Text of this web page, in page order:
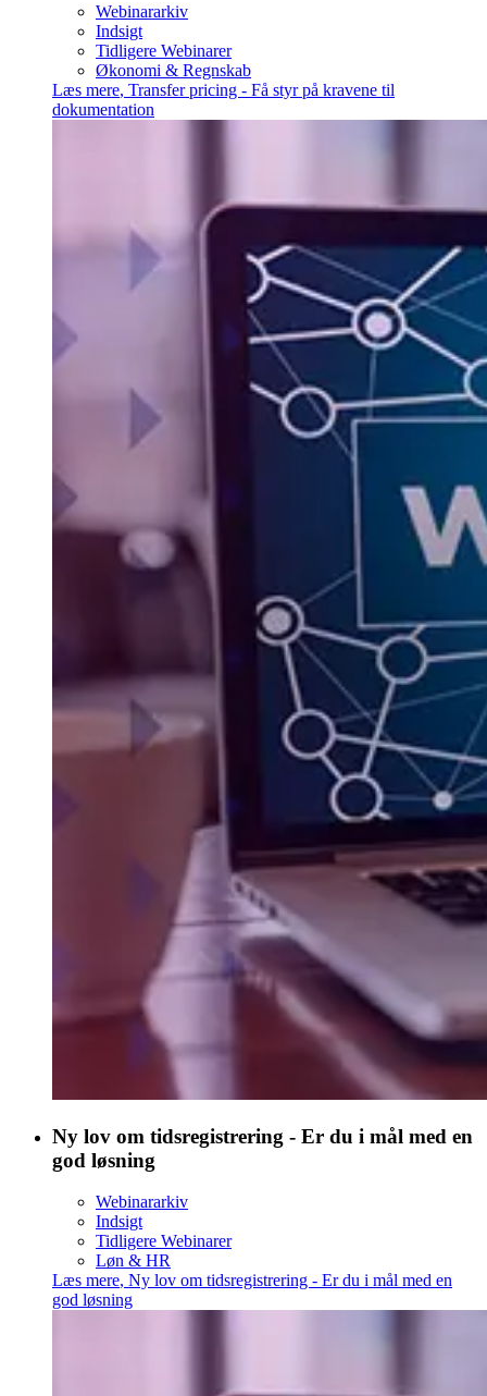
Webinararkiv
Indsigt
Tidligere Webinarer
Økonomi & Regnskab
Læs mere, Transfer pricing - Få styr på kravene til
dokumentation
Ny lov om tidsregistrering - Er du i mål med en
god løsning
Webinararkiv
Indsigt
Tidligere Webinarer
Løn & HR
Læs mere, Ny lov om tidsregistrering - Er du i mål med en
god løsning